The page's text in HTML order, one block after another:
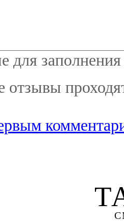
для
отзывы